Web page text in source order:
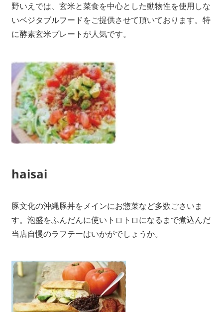
野いえでは、玄米と菜食を中心とした動物性を使用しな
いベジタブルフードをご提供させて頂いております。特
に酵素玄米プレートが人気です。
haisai
豚文化の沖縄豚丼をメインにお惣菜など多数ごさいま
す。泡盛をふんだんに使いトロトロになるまで煮込んだ
当店自慢のラフテーはいかがでしょうか。